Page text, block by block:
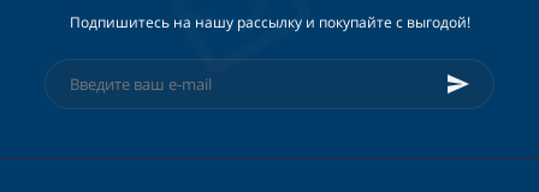
Подпишитесь на нашу рассылку и покупайте с выгодой!